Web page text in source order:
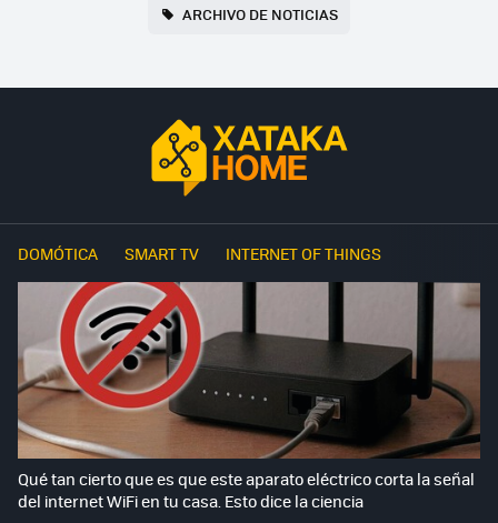
ARCHIVO DE NOTICIAS
DOMÓTICA SMART TV INTERNET OF THINGS
Qué tan cierto que es que este aparato eléctrico corta la señal
del internet WiFi en tu casa. Esto dice la ciencia